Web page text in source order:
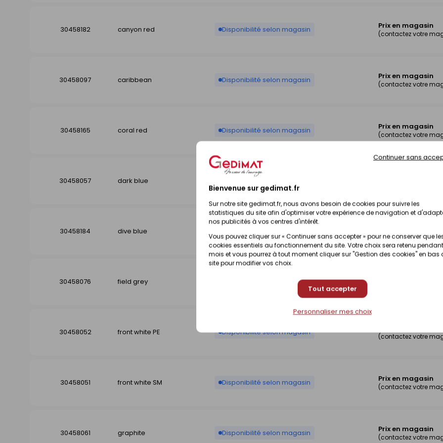
Bienvenue sur gedimat.fr
Sur notre site gedimat.fr, nous avons besoin de cookies pour suivre les
statistiques du site afin d'optimiser votre expérience de navigation et
nos publicités à vos centres d'intérêt.
Vous pouvez cliquer sur « Continuer sans accepter » pour ne conserver que
cookies essentiels au fonctionnement du site. Votre choix sera retenu pendant
mois et vous pourrez à tout moment cliquer sur "Gestion des cookies" en bas
site pour modifier vos choix.
Tout accepter
Continuer sans
Personnaliser mes choix
30458182 canyon red Disponibilité selon magasin Prix en magasin
(contactez votre
30458097 caribbean Disponibilité selon magasin Prix en magasin
(contactez votre
30458165 coral red Disponibilité selon magasin Prix en magasin
(contactez votre
30458057 dark blue
30458184 dive blue (contactez votre
30458076 field grey Disponibilité selon magasin
30458052 front white PE Disponibilité selon magasin (contactez votre
30458051 front white SM Disponibilité selon magasin Prix en magasin
(contactez votre
30458061 graphite Disponibilité selon magasin Prix en magasin
(contactez votre